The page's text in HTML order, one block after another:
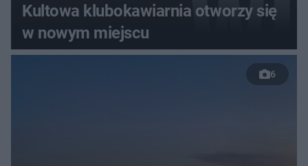
Kultowa klubokawiarnia otworzy się
w nowym miejscu
6